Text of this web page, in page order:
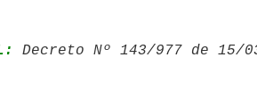
Decreto Nº 143/977 de